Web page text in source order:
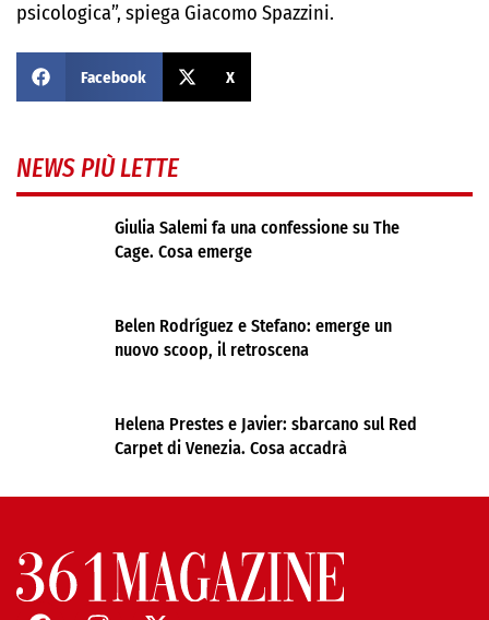
psicologica”, spiega Giacomo Spazzini.
Facebook X
NEWS PIÙ LETTE
Giulia Salemi fa una confessione su The
Cage. Cosa emerge
Belen Rodríguez e Stefano: emerge un
nuovo scoop, il retroscena
Helena Prestes e Javier: sbarcano sul Red
Carpet di Venezia. Cosa accadrà